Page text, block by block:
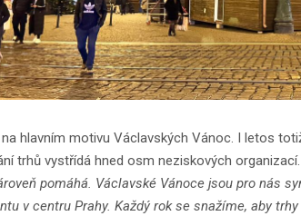
hlavním motivu Václavských Vánoc. I letos
trhů vystřídá hned osm neziskových organizací.
pomáhá. Václavské Vánoce jsou pro nás
v centru Prahy. Každý rok se snažíme, aby